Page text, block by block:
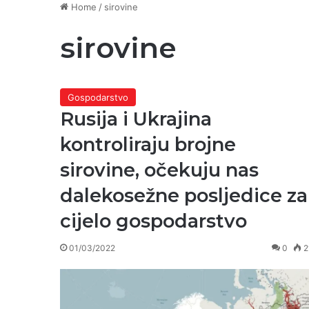
Home / sirovine
sirovine
Gospodarstvo
Rusija i Ukrajina
kontroliraju brojne
sirovine, očekuju nas
dalekosežne posljedice za
cijelo gospodarstvo
01/03/2022 0